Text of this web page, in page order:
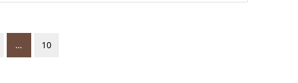
… 10